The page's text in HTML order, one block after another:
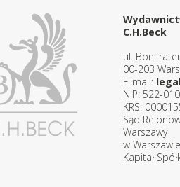
C.H.Beck
ul.
00-203
E-mail:
NIP: 522-
KRS:
Sąd
Warszawy
w Warszawie
Kapitał